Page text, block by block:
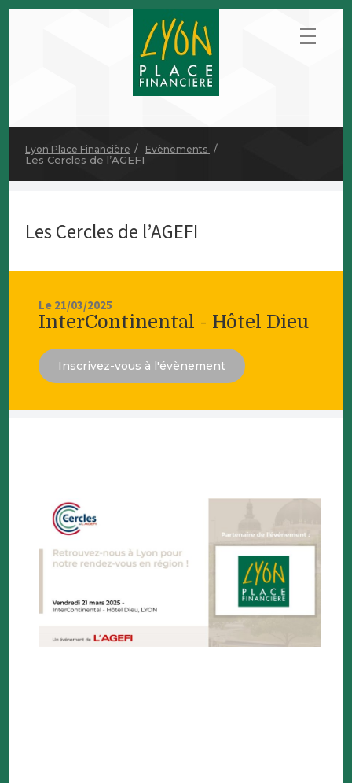
Lyon Place Financière Evènements
Les Cercles de l’AGEFI
Les Cercles de l’AGEFI
Le 21/03/2025
InterContinental - Hôtel Dieu
Inscrivez-vous à l'évènement